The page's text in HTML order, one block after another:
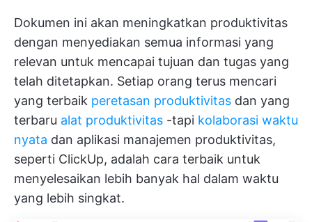
Dokumen ini akan meningkatkan produktivitas
dengan menyediakan semua informasi yang
relevan untuk mencapai tujuan dan tugas yang
telah ditetapkan. Setiap orang terus mencari
yang terbaik peretasan produktivitas dan yang
terbaru alat produktivitas -tapi kolaborasi waktu
nyata dan aplikasi manajemen produktivitas,
seperti ClickUp, adalah cara terbaik untuk
menyelesaikan lebih banyak hal dalam waktu
yang lebih singkat.